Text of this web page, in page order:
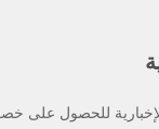
للحصول على